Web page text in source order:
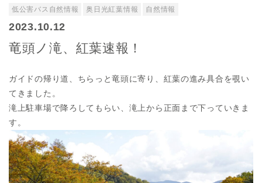
低公害バス自然情報 奥日光紅葉情報 自然情報
2023.10.12
竜頭ノ滝、紅葉速報！
ガイドの帰り道、ちらっと竜頭に寄り、紅葉の進み具合を覗い
てきました。
滝上駐車場で降ろしてもらい、滝上から正面まで下っていきま
す。